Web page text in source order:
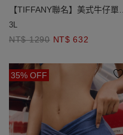
【TIFFANY聯名】美式牛仔單綁
爆乳比基尼
3L
NT$ 1290 NT$ 632
35% OFF